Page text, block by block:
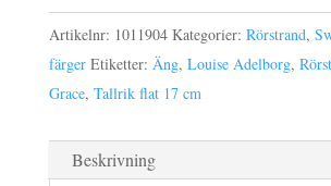
tallrik
flat
17
mängd
Artikelnr: 1011904 Kategorier: Rörstrand,
färger Etiketter: Äng, Louise Adelborg,
Grace, Tallrik flat 17 cm
Beskrivning